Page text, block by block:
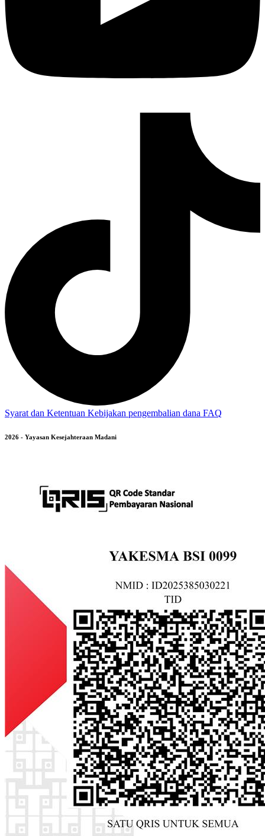
Syarat dan Ketentuan Kebijakan pengembalian dana FAQ
2026 - Yayasan Kesejahteraan Madani